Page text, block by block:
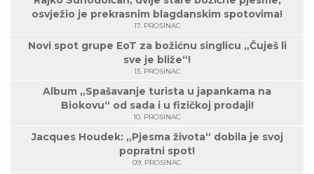
osvježio je prekrasnim blagdanskim spotovima!
17. PROSINAC
Novi spot grupe EoT za božićnu singlicu „Čuješ li
sve je bliže“!
13. PROSINAC
Album „Spašavanje turista u japankama na
Biokovu“ od sada i u fizičkoj prodaji!
10. PROSINAC
Jacques Houdek: „Pjesma života“ dobila je svoj
popratni spot!
09. PROSINAC